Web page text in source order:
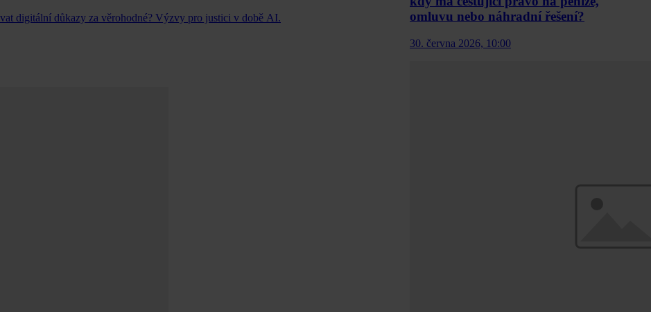
digitální důkazy za věrohodné? Výzvy pro justici v době AI.
omluvu nebo náhradní řešení?
30. června 2026, 10:00